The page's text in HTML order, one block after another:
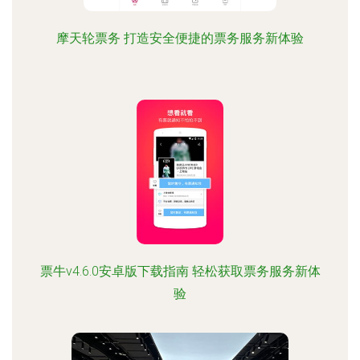
摩天轮票务 打造安全便捷的票务服务新体验
票牛v4.6.0安卓版下载指南 轻松获取票务服务新体
验